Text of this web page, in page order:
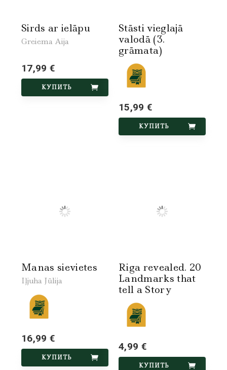
Sirds ar ielāpu
Greiema Aija
17,99 €
КУПИТЬ
Stāsti vieglajā
valodā (3.
grāmata)
15,99 €
КУПИТЬ
Manas sievietes
Iļjuha Jūlija
16,99 €
КУПИТЬ
Riga revealed. 20
Landmarks that
tell a Story
4,99 €
КУПИТЬ